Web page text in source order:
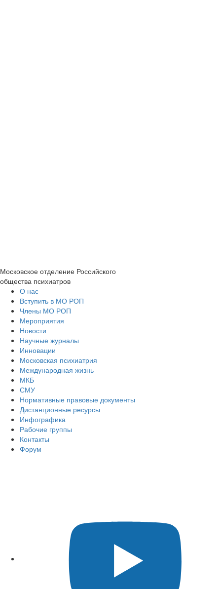
Московское отделение Российского
общества психиатров
О нас
Вступить в МО РОП
Члены МО РОП
Мероприятия
Новости
Научные журналы
Инновации
Московская психиатрия
Международная жизнь
МКБ
СМУ
Нормативные правовые документы
Дистанционные ресурсы
Инфографика
Рабочие группы
Контакты
Форум